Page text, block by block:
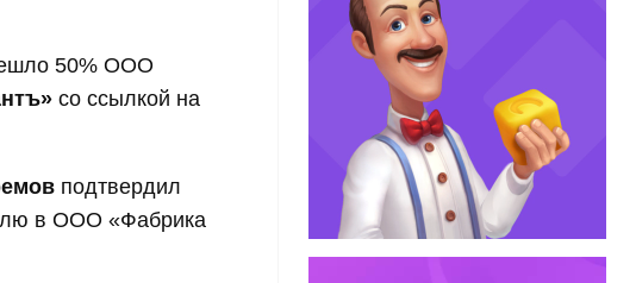
50% ООО
со ссылкой на
подтвердил
в ООО «Фабрика